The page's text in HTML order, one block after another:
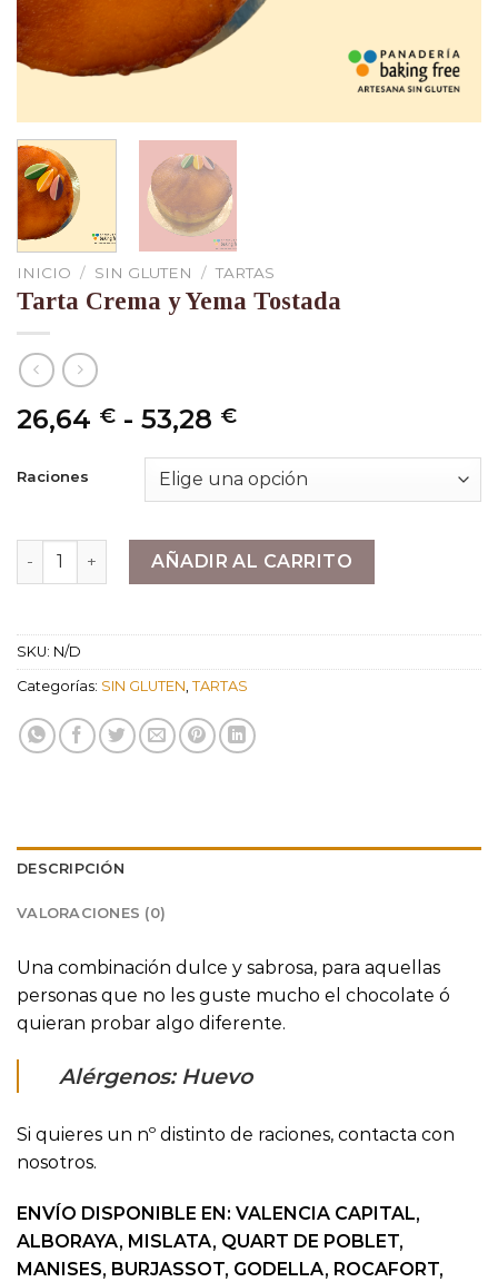
INICIO / SIN GLUTEN / TARTAS
Tarta Crema y Yema Tostada
26,64 € - 53,28 €Rango
precios:
desde
hasta
53,28 €
Raciones
Tarta Crema y Yema Tostada cantidad
AÑADIR AL CARRITO
SKU: N/D
Categorías: SIN GLUTEN TARTAS
DESCRIPCIÓN
VALORACIONES (0)
Una combinación dulce y sabrosa, para aquellas
personas que no les guste mucho el chocolate ó
quieran probar algo diferente.
Alérgenos: Huevo
Si quieres un nº distinto de raciones, contacta con
nosotros.
ENVÍO DISPONIBLE EN: VALENCIA CAPITAL,
ALBORAYA, MISLATA, QUART DE POBLET,
MANISES, BURJASSOT, GODELLA, ROCAFORT,